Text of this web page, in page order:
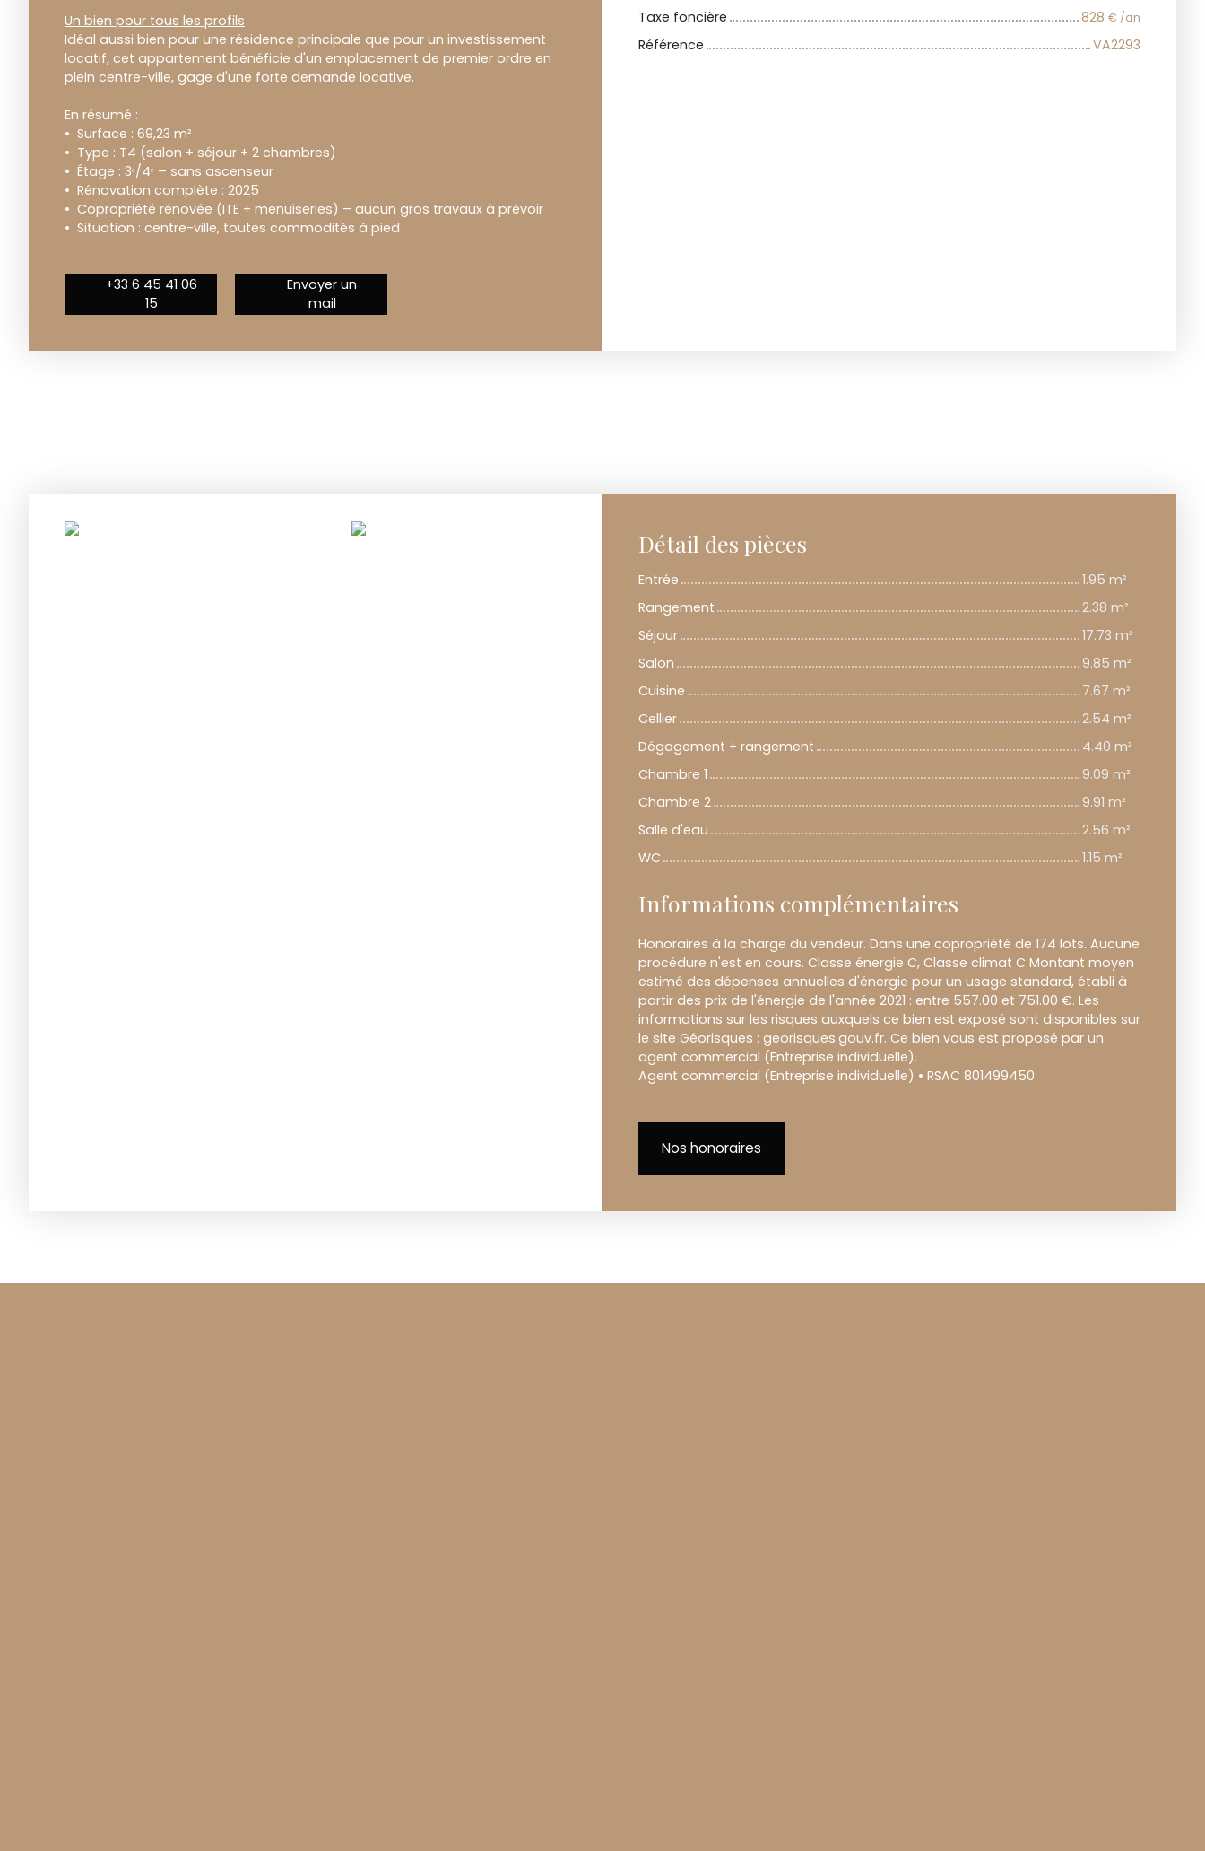
Un bien pour tous les profils
Idéal aussi bien pour une résidence principale que pour un investissement
locatif, cet appartement bénéficie d'un emplacement de premier ordre en
plein centre-ville, gage d'une forte demande locative.
En résumé :
Surface : 69,23 m²
Type : T4 (salon + séjour + 2 chambres)
Étage : 3ᵉ/4ᵉ – sans ascenseur
Rénovation complète : 2025
Copropriété rénovée (ITE + menuiseries) – aucun gros travaux à prévoir
Situation : centre-ville, toutes commodités à pied
+33 6 45 41 06
15
Envoyer un
mail
Taxe foncière
828 € /an
Référence VA2293
Détail des pièces
Entrée
1.95 m²
Rangement
2.38 m²
Séjour
17.73 m²
Salon
9.85 m²
Cuisine
7.67 m²
Cellier
2.54 m²
Dégagement + rangement
4.40 m²
Chambre 1
9.09 m²
Chambre 2
9.91 m²
Salle d'eau
2.56 m²
WC
1.15 m²
Informations complémentaires
Honoraires à la charge du vendeur. Dans une copropriété de 174 lots. Aucune
procédure n'est en cours. Classe énergie C, Classe climat C Montant moyen
estimé des dépenses annuelles d'énergie pour un usage standard, établi à
partir des prix de l'énergie de l'année 2021 : entre 557.00 et 751.00 €. Les
informations sur les risques auxquels ce bien est exposé sont disponibles sur
le site Géorisques : georisques.gouv.fr. Ce bien vous est proposé par un
agent commercial (Entreprise individuelle).
Agent commercial (Entreprise individuelle) • RSAC 801499450
Nos honoraires